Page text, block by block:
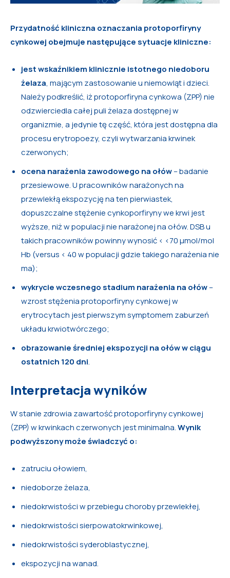
Przydatność kliniczna oznaczania protoporfiryny
cynkowej obejmuje następujące sytuacje kliniczne:
jest wskaźnikiem klinicznie istotnego niedoboru
żelaza, mającym zastosowanie u niemowląt i dzieci.
Należy podkreślić, iż protoporfiryna cynkowa (ZPP) nie
odzwierciedla całej puli żelaza dostępnej w
organizmie, a jedynie tę część, która jest dostępna dla
procesu erytropoezy, czyli wytwarzania krwinek
czerwonych;
ocena narażenia zawodowego na ołów– badanie
przesiewowe. U pracowników narażonych na
przewlekłą ekspozycję na ten pierwiastek,
dopuszczalne stężenie cynkoporfiryny we krwi jest
wyższe, niż w populacji nie narażonej na ołów. DSB u
takich pracowników powinny wynosić < <70 μmol/mol
Hb (versus < 40 w populacji gdzie takiego narażenia nie
ma);
wykrycie wczesnego stadium narażenia na ołów–
wzrost stężenia protoporfiryny cynkowej w
erytrocytach jest pierwszym symptomem zaburzeń
układu krwiotwórczego;
obrazowanie średniej ekspozycji na ołów w ciągu
ostatnich 120 dni.
Interpretacja wyników
W stanie zdrowia zawartość protoporfiryny cynkowej
(ZPP) w krwinkach czerwonych jest minimalna.Wynik
podwyższony może świadczyć o:
zatruciu ołowiem,
niedoborze żelaza,
niedokrwistości w przebiegu choroby przewlekłej,
niedokrwistości sierpowatokrwinkowej,
niedokrwistości syderoblastycznej,
ekspozycji na wanad.